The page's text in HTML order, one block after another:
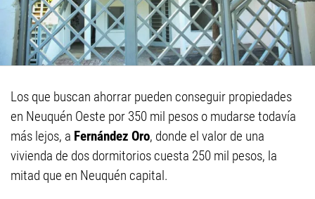
Los que buscan ahorrar pueden conseguir propiedades
en Neuquén Oeste por 350 mil pesos o mudarse todavía
más lejos, a Fernández Oro, donde el valor de una
vivienda de dos dormitorios cuesta 250 mil pesos, la
mitad que en Neuquén capital.